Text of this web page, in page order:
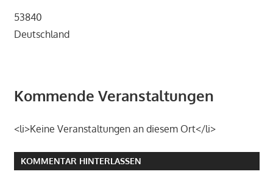
53840
Deutschland
Kommende Veranstaltungen
<li>Keine Veranstaltungen an diesem Ort</li>
KOMMENTAR HINTERLASSEN